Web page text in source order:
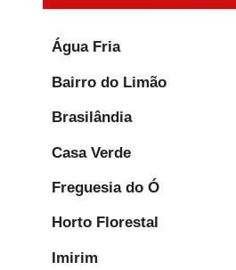
Água Fria
Bairro do Limão
Brasilândia
Casa Verde
Freguesia do Ó
Horto Florestal
Imirim